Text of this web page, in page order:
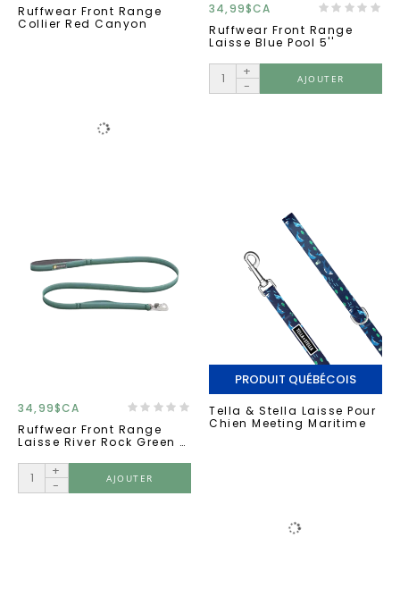
Ruffwear Front Range
Collier Red Canyon
34,99$CA
Ruffwear Front Range
Laisse Blue Pool 5''
+
-
AJOUTER
34,99$CA
Ruffwear Front Range
Laisse River Rock Green 5
+
-
AJOUTER
PRODUIT QUÉBÉCOIS
Tella & Stella Laisse Pour
Chien Meeting Maritime